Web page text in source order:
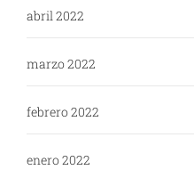
abril 2022
marzo 2022
febrero 2022
enero 2022